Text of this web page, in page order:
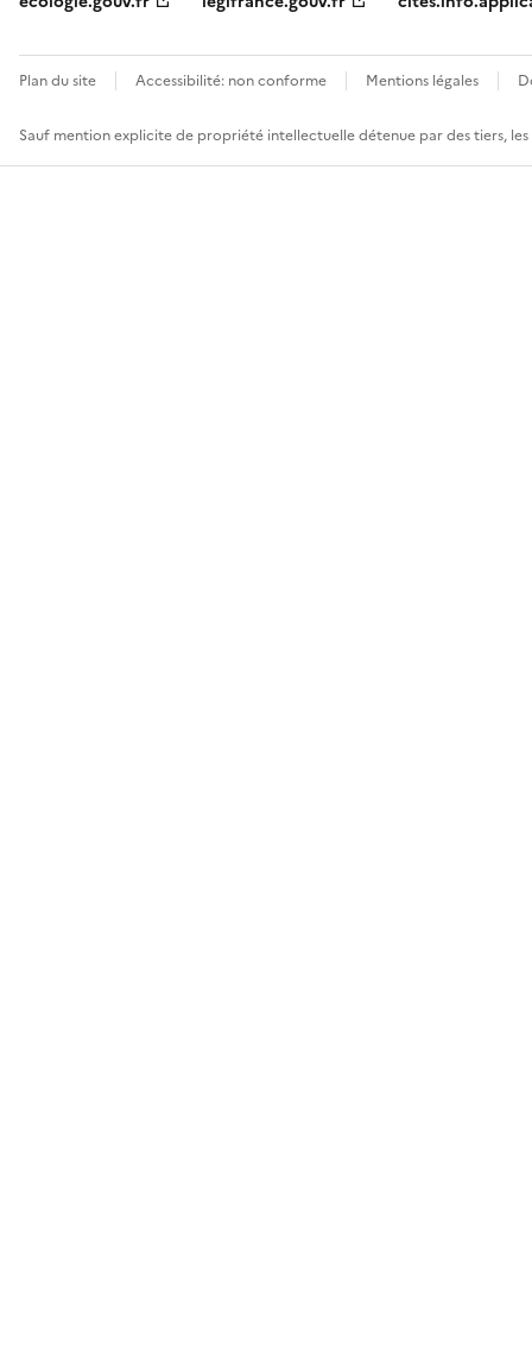
Plan du site Accessibilité: non conforme Mentions légales
Sauf mention explicite de propriété intellectuelle détenue par des tiers,